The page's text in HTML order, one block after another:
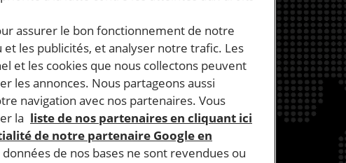
assurer le bon fonctionnement de notre
les publicités, et analyser notre trafic. Les
et les cookies que nous collectons peuvent
les annonces. Nous partageons aussi
navigation avec nos partenaires. Vous
la liste de nos partenaires en cliquant ici
de notre partenaire Google en
données de nos bases ne sont revendues ou